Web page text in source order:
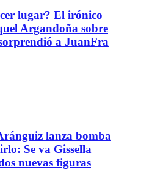
lugar? El irónico
Argandoña sobre
a JuanFra
lanza bomba
Se va Gissella
nuevas figuras